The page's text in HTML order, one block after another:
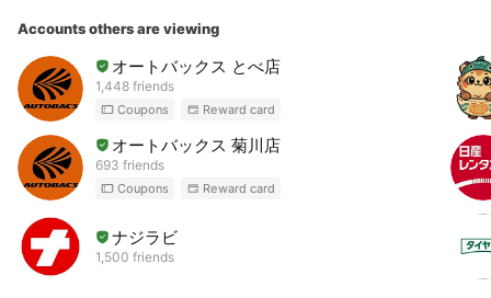
Accounts others are viewing
オートバックス とべ店
1,448 friends
Coupons Reward card
オートバックス 菊川店
693 friends
Coupons Reward card
ナジラビ
1,500 friends